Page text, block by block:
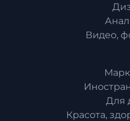
Видео,
Для
Красота,